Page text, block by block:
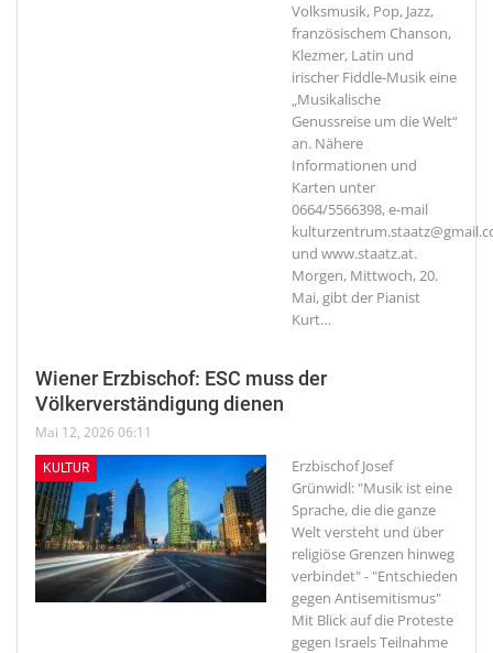
Volksmusik, Pop, Jazz,
französischem Chanson,
Klezmer, Latin und
irischer Fiddle-Musik eine
„Musikalische
Genussreise um die Welt“
an. Nähere
Informationen und
Karten unter
0664/5566398, e-mail
und www.staatz.at.
Morgen, Mittwoch, 20.
Mai, gibt der Pianist
Kurt…
Wiener Erzbischof: ESC muss der
Völkerverständigung dienen
Mai 12, 2026 06:11
KULTUR
Erzbischof Josef
Grünwidl: "Musik ist eine
Sprache, die die ganze
Welt versteht und über
religiöse Grenzen hinweg
verbindet" - "Entschieden
gegen Antisemitismus"
Mit Blick auf die Proteste
gegen Israels Teilnahme